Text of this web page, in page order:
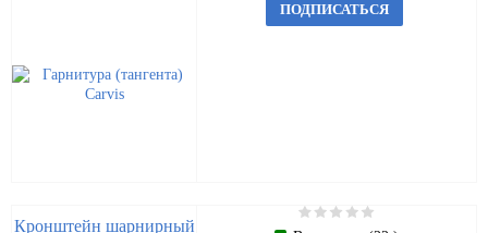
ПОДПИСАТЬСЯ
Кронштейн шарнирный